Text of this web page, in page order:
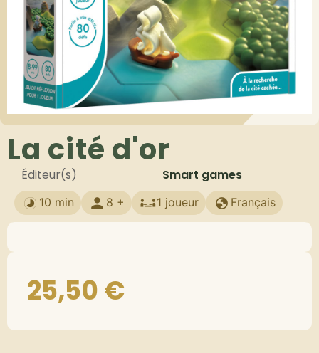
La cité d'or
Éditeur(s) Smart games
10 min 8 + 1 joueur Français
25,50€